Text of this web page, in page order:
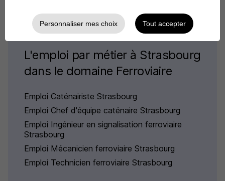
L'emploi par métier à Strasbourg
dans le domaine Ferroviaire
Emploi Caténairiste Strasbourg
Emploi Chef d'équipe caténaire Strasbourg
Emploi Ingénieur en signalisation ferroviaire
Strasbourg
Emploi Mécanicien ferroviaire Strasbourg
Emploi Technicien ferroviaire Strasbourg
Personnaliser mes choix Tout accepter